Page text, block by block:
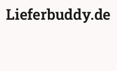
Lieferbuddy.de